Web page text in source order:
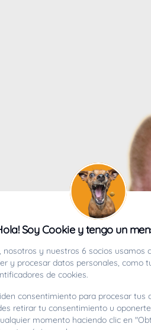
Soy Cookie y tengo un
y nuestros 6 socios usamos
y procesar datos personales, como
de cookies.
consentimiento para procesar
retirar tu consentimiento u
momento haciendo clic en